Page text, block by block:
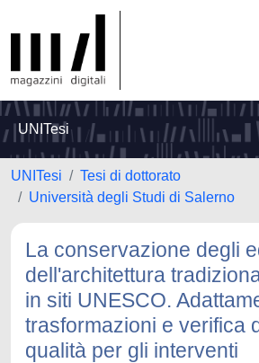
UNITesi
UNITesi
Tesi di dottorato
Università degli Studi di Salerno
La conservazione degli
dell'architettura
in siti UNESCO.
trasformazioni e verifica
qualità per gli interventi